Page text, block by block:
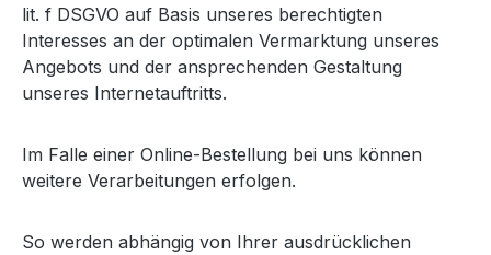
lit. f DSGVO auf Basis unseres berechtigten
Interesses an der optimalen Vermarktung unseres
Angebots und der ansprechenden Gestaltung
unseres Internetauftritts.
Im Falle einer Online-Bestellung bei uns können
weitere Verarbeitungen erfolgen.
So werden abhängig von Ihrer ausdrücklichen